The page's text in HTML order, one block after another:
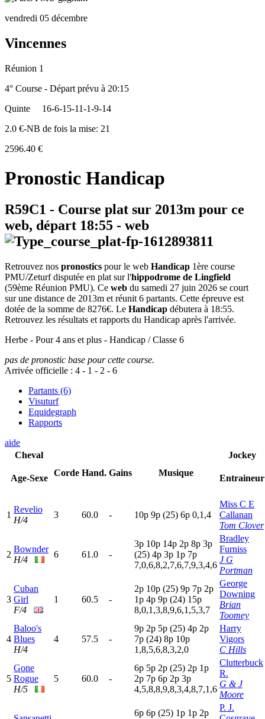
vendredi 05 décembre
Vincennes
Réunion 1
4° Course - Départ prévu à 20:15
Quinte
16-6-15-11-1-9-14
2.0 €-NB de fois la mise: 21
2596.40 €
Pronostic Handicap
R59C1 - Course plat sur 2013m pour ce
web, départ 18:55 - web
Retrouvez nos pronostics pour le web Handicap 1ère course
PMU/Zeturf disputée en plat sur l'hippodrome de Lingfield
(59ème Réunion PMU). Ce web du samedi 27 juin 2026 se court
sur une distance de 2013m et réunit 6 partants. Cette épreuve est
dotée de la somme de 8276€. Le Handicap débutera à 18:55.
Retrouvez les résultats et rapports du Handicap après l'arrivée.
Herbe - Pour 4 ans et plus - Handicap / Classe 6
pas de pronostic base pour cette course.
Arrivée officielle : 4 - 1 - 2 - 6
Partants (6)
Visuturf
Equidegraph
Rapports
aide
Cheval
Age-Sexe
Corde Hand. Gains Musique
Jockey
Entraineur
1
Revelio
H/4
3 60.0 - 10p 9p (25) 6p 0,1,4
Miss C E
Callanan
Tom Clover
2
Bownder
H/4
6 61.0 -
3p 10p 14p 2p 8p 3p
(25) 4p 3p 1p 7p
7,0,6,8,2,7,6,7,9,3,4,6
Bradley
Furniss
J G
Portman
3
Cuban
Girl
F/4
1 60.5 -
2p 10p (25) 9p 7p 2p
1p 4p 9p (24) 15p
8,0,1,3,8,9,6,1,5,3,7
George
Downing
Brian
Toomey
4
Baloo's
Blues
H/4
4 57.5 -
9p 2p 5p (25) 4p 2p
7p (24) 8p 10p
1,8,5,6,8,3,2,0
Harry
Vigors
C Hills
5
Gone
Rogue
H/5
5 60.0 -
6p 5p 2p (25) 2p 1p
2p 7p 6p 2p 3p
4,5,8,8,9,8,3,4,8,7,1,6
Clutterbuck
R.
G & J
Moore
6p 6p (25) 1p 1p 2p
P. J.